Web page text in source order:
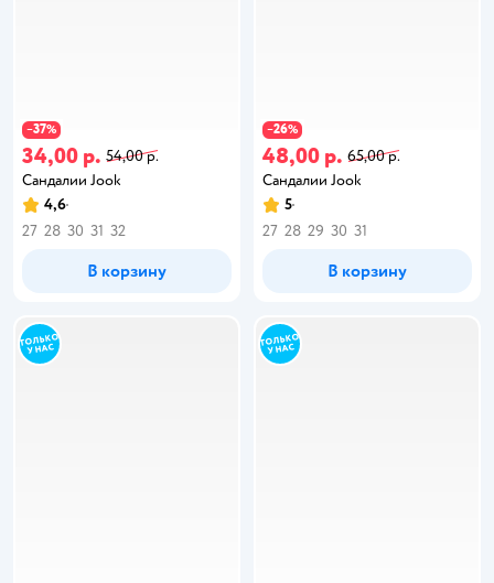
−37%
34,00 р. 54,00 р.
Сандалии Jook
4,6
27 28 30 31 32
В корзину
−26%
48,00 р. 65,00 р.
Сандалии Jook
5
27 28 29 30 31
В корзину